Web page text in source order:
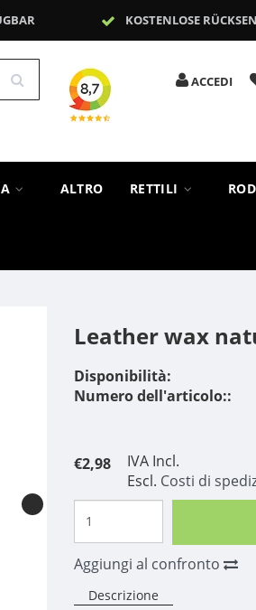
KOSTENLOSE
ACCEDI
ALTRO RETTILI
Leather wax
Disponibilità:
Numero dell'articolo::
€2,98
IVA Incl.
Escl. Costi di
Aggiungi al confronto
Descrizione